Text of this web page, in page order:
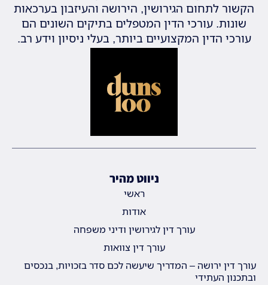
הקשור לתחום הגירושין, הירושה והעיזבון בערכאות
שונות. עורכי הדין המטפלים בתיקים השונים הם
עורכי הדין המקצועיים ביותר, בעלי ניסיון וידע רב.
ניווט מהיר
ראשי
אודות
עורך דין לגירושין ודיני משפחה
עורך דין צוואות
עורך דין ירושה – המדריך שיעשה לכם סדר בזכויות, בנכסים
ובתכנון העתידי